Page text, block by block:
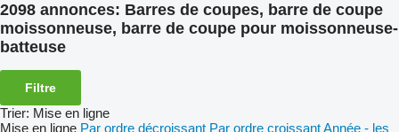
2098 annonces: Barres de coupes, barre de coupe
moissonneuse, barre de coupe pour moissonneuse-
batteuse
Filtre
Trier: Mise en ligne
Mise en ligne Par ordre décroissant Par ordre croissantAnnée - les